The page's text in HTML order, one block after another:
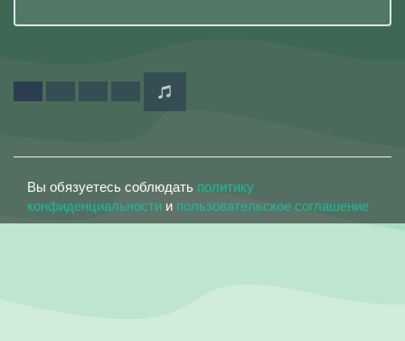
Вы обязуетесь соблюдать политику
конфиденциальности и пользовательское соглашение